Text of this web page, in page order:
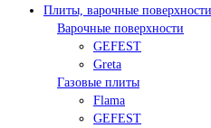
Плиты, варочные
Варочные поверхности
GEFEST
Greta
Газовые плиты
Flama
GEFEST